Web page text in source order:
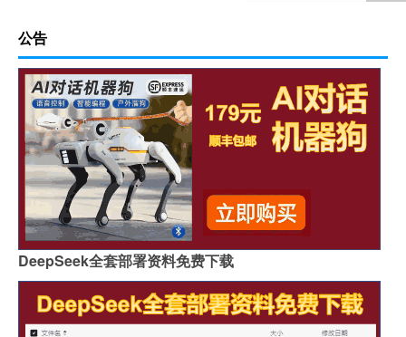
公告
DeepSeek全套部署资料免费下载